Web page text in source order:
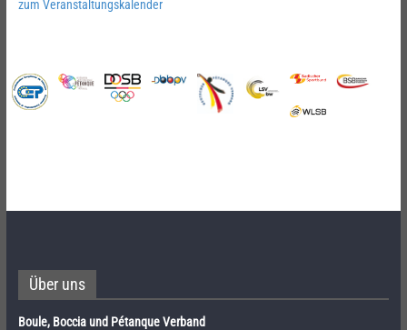
zum Veranstaltungskalender
Über uns
Boule, Boccia und Pétanque Verband